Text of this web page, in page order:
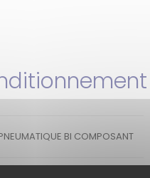
BI COMPOSANT